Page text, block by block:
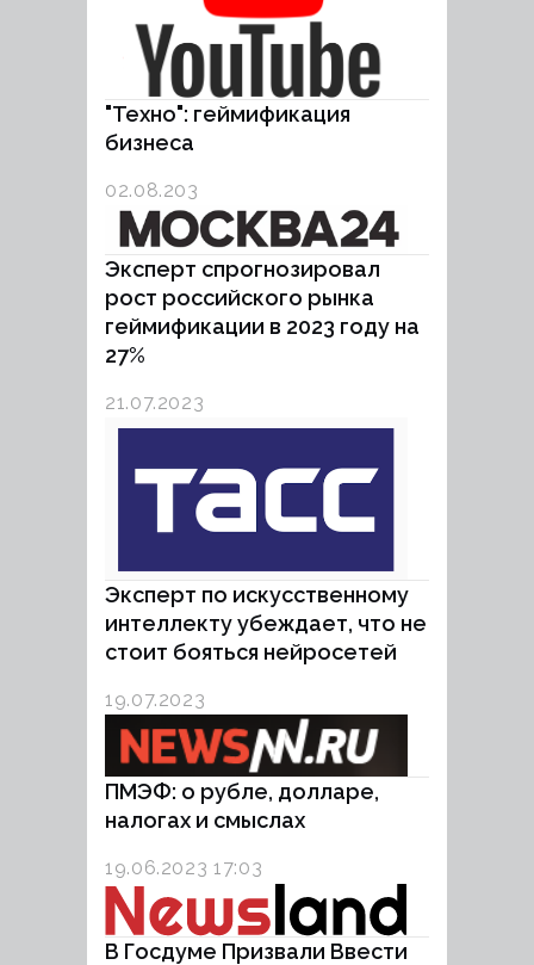
"Техно": геймификация
бизнеса
02.08.203
Эксперт спрогнозировал
рост российского рынка
геймификации в 2023 году на
27%
21.07.2023
Эксперт по искусственному
интеллекту убеждает, что не
стоит бояться нейросетей
19.07.2023
ПМЭФ: о рубле, долларе,
налогах и смыслах
19.06.2023 17:03
В Госдуме Призвали Ввести